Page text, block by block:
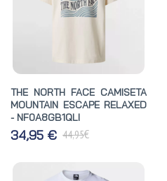
THE NORTH FACE CAMISETA
MOUNTAIN ESCAPE RELAXED
- NF0A8GB1QLI
34,95 € 44,95€